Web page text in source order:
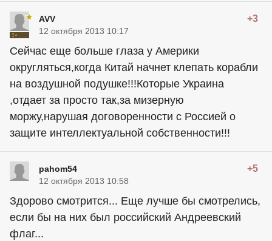
AVV +3
12 октября 2013 10:17
Сейчас еще больше глаза у Америки
округляться,когда Китай начнет клепать корабли
на воздушной подушке!!!Которые Украина
,отдает за просто так,за мизерную
моржу,нарушая договоренности с Россией о
защите интеллектуальной собственности!!!
pahom54 +5
12 октября 2013 10:58
Здорово смотрится... Еще лучше бы смотрелись,
если бы на них был российский Андреевский
флаг...